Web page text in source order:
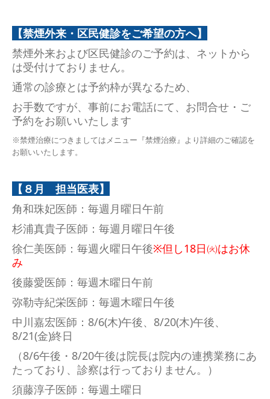
【禁煙外来・区民健診をご希望の方へ】
禁煙外来および区民健診のご予約は、ネットから
は受付けておりません。
通常の診療とは予約枠が異なるため、
お手数ですが、事前にお電話にて、 お問合せ・ご
予約をお願いいたします
※禁煙治療につきましてはメニュー『禁煙治療』より詳細のご確認を
お願いいたします。
【８月 担当医表】
角和珠妃医師 ：毎週月曜日午前
杉浦真貴子医師 ：毎週月曜日午後
徐仁美医師 ：毎週火曜日午後※但し18日㈫はお休
み
後藤愛医師 ：毎週木曜日午前
弥勒寺紀栄医師 ：毎週木曜日午後
中川嘉宏医師 ：8/6(木)午後、8/20(木)午後、
8/21(金)終日
（8/6午後・8/20午後は院長は院内の連携業務にあ
たっており、診察は行っておりません。
）
須藤淳子医師 ：毎週土曜日